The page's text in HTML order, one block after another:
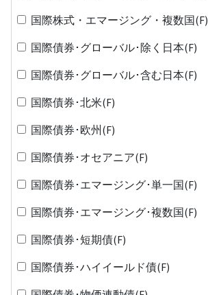
国際株式・エマージング・複数国(F)
国際債券･グローバル･除く日本(F)
国際債券･グローバル･含む日本(F)
国際債券･北米(F)
国際債券･欧州(F)
国際債券･オセアニア(F)
国際債券･エマージング･単一国(F)
国際債券･エマージング･複数国(F)
国際債券･短期債(F)
国際債券･ハイイールド債(F)